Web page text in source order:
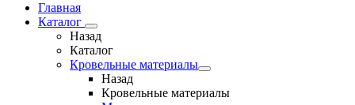
Главная
Каталог
Назад
Каталог
Кровельные материалы
Назад
Кровельные материалы